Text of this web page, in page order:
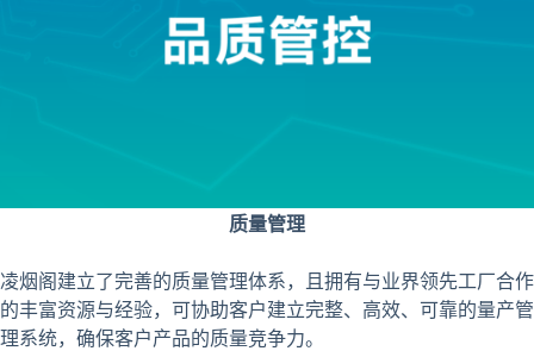
质量管理
凌烟阁建立了完善的质量管理体系，且拥有与业界领先工厂合作
的丰富资源与经验，可协助客户建立完整、高效、可靠的量产管
理系统，确保客户产品的质量竞争力。